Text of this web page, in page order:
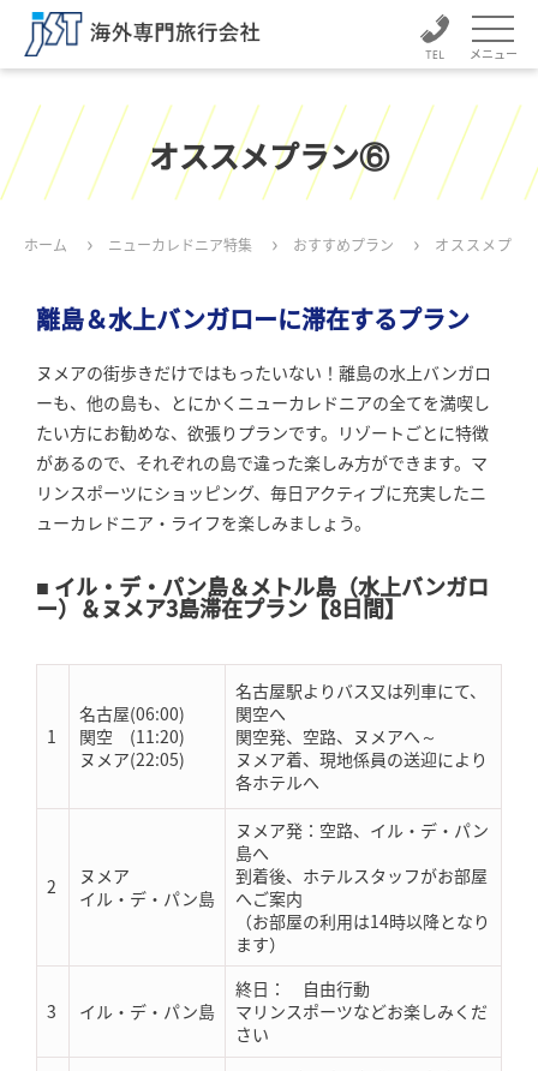
メニュー
オススメプラン⑥
ホーム ニューカレドニア特集 おすすめプラン オススメプラ
離島＆水上バンガローに滞在するプラン
ヌメアの街歩きだけではもったいない！離島の水上バンガロ
ーも、他の島も、とにかくニューカレドニアの全てを満喫し
たい方にお勧めな、欲張りプランです。リゾートごとに特徴
があるので、それぞれの島で違った楽しみ方ができます。マ
リンスポーツにショッピング、毎日アクティブに充実したニ
ューカレドニア・ライフを楽しみましょう。
■ イル・デ・パン島＆メトル島（水上バンガロ
ー）＆ヌメア3島滞在プラン【8日間】
1
名古屋(06:00)
関空 (11:20)
ヌメア(22:05)
名古屋駅よりバス又は列車にて、
関空へ
関空発、空路、ヌメアへ～
ヌメア着、現地係員の送迎により
各ホテルへ
2
ヌメア
イル・デ・パン島
ヌメア発：空路、イル・デ・パン
島へ
到着後、ホテルスタッフがお部屋
へご案内
（お部屋の利用は14時以降となり
ます）
3 イル・デ・パン島
終日： 自由行動
マリンスポーツなどお楽しみくだ
さい